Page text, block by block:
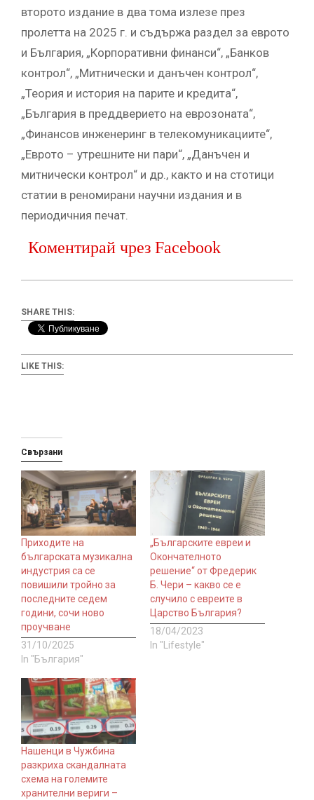
второто издание в два тома излезе през
пролетта на 2025 г. и съдържа раздел за еврото
и България, „Корпоративни финанси“, „Банков
контрол“, „Митнически и данъчен контрол“,
„Теория и история на парите и кредита“,
„България в преддверието на еврозоната“,
„Финансов инженеринг в телекомуникациите“,
„Еврото – утрешните ни пари“, „Данъчен и
митнически контрол“ и др., както и на стотици
статии в реномирани научни издания и в
периодичния печат.
Коментирай чрез Facebook
SHARE THIS:
LIKE THIS:
Свързани
Приходите на
българската музикална
индустрия са се
повишили тройно за
последните седем
години, сочи ново
проучване
31/10/2025
In "България"
„Българските евреи и
Окончателното
решение“ от Фредерик
Б. Чери – какво се е
случило с евреите в
Царство България?
18/04/2023
In "Lifestyle"
Нашенци в Чужбина
разкриха скандалната
схема на големите
хранителни вериги –